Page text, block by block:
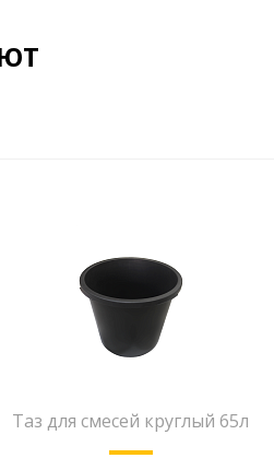
Таз для смесей круглый 65л